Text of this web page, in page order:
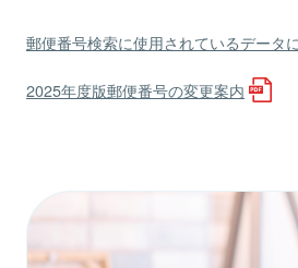
郵便番号検索に使用されているデータ
2025年度版郵便番号の変更案内